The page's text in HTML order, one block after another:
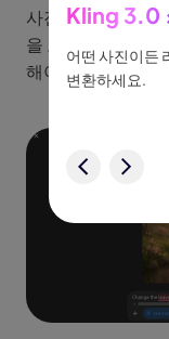
사진 아래의 프롬
을 노란색으로 바
해야합니다. 이 과
나 물
니
Kling 3.0
어떤 사진이든
변환하세요.